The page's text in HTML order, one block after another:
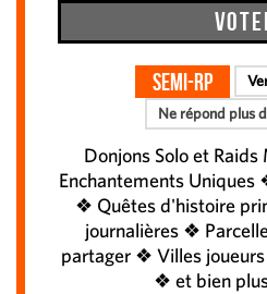
Semi-RP
Ne répond plus
Donjons Solo et
Enchantements Uniques
❖ Quêtes d'histoire
journalières ❖
partager ❖ Villes
❖ et bien